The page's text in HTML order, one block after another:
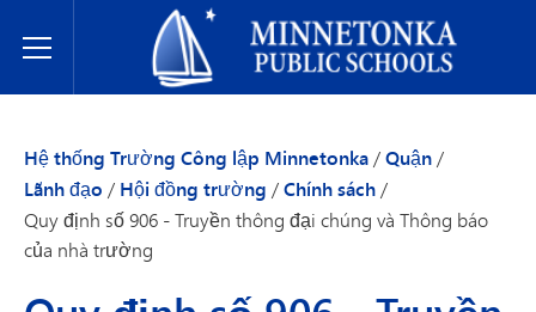
Toggle Menu
Hệ thống Trường Công lập Minnetonka
Hệ thống Trường Công lập Minnetonka/Quận/
Lãnh đạo / Hội đồng trường /Chính sách/
Quy định số 906 - Truyền thông đại chúng và Thông báo
của nhà trường